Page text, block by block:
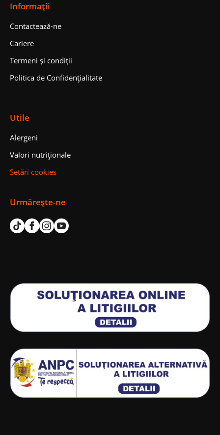
Informații
Contactează-ne
Cariere
Termeni și condiții
Politica de Confidențialitate
Utile
Alergeni
Valori nutriționale
Setări cookies
Urmărește-ne